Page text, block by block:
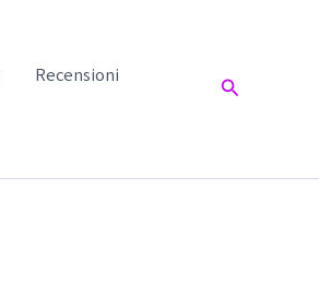
Recensioni
Cerca